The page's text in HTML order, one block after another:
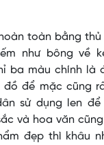
toàn bằng thủ
như bông về
ba màu chính là
để mặc cũng
sử dụng len
và hoa văn
đẹp thì khâu